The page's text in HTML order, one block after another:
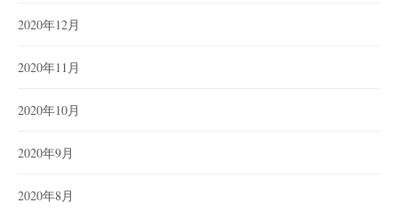
2020年12月
2020年11月
2020年10月
2020年9月
2020年8月